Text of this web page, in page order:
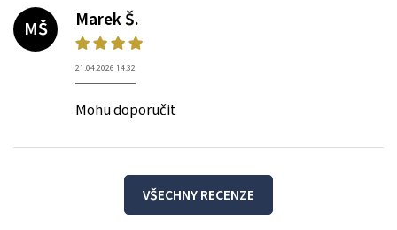
MŠ
Marek Š.
21.04.2026 14:32
Mohu doporučit
VŠECHNY RECENZE